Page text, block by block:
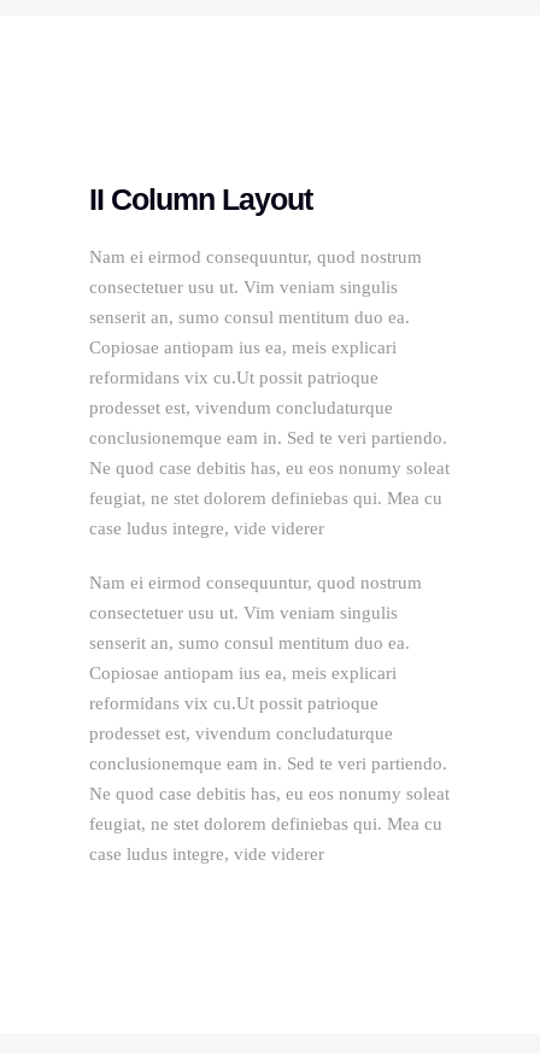
II Column Layout
Nam ei eirmod consequuntur, quod nostrum
consectetuer usu ut. Vim veniam singulis
senserit an, sumo consul mentitum duo ea.
Copiosae antiopam ius ea, meis explicari
reformidans vix cu.Ut possit patrioque
prodesset est, vivendum concludaturque
conclusionemque eam in. Sed te veri partiendo.
Ne quod case debitis has, eu eos nonumy soleat
feugiat, ne stet dolorem definiebas qui. Mea cu
case ludus integre, vide viderer
Nam ei eirmod consequuntur, quod nostrum
consectetuer usu ut. Vim veniam singulis
senserit an, sumo consul mentitum duo ea.
Copiosae antiopam ius ea, meis explicari
reformidans vix cu.Ut possit patrioque
prodesset est, vivendum concludaturque
conclusionemque eam in. Sed te veri partiendo.
Ne quod case debitis has, eu eos nonumy soleat
feugiat, ne stet dolorem definiebas qui. Mea cu
case ludus integre, vide viderer